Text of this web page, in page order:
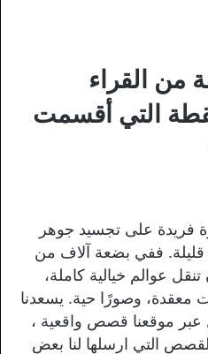
من القراء
التي أقسمت
فريدة على تجسيد جوهر
ففي بضعة آلاف من
عوالم خيالية كاملة،
وصورًا حية. يسعدنا
عبر موقعنا قصص واقعية ،
التي ارسلها لنا بعض